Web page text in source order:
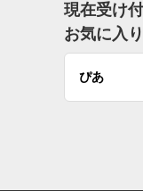
現在受け
お気に入
ぴあ